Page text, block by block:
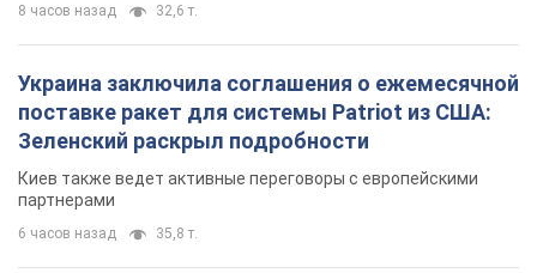
8 часов назад 32,6 т.
Украина заключила соглашения о ежемесячной
поставке ракет для системы Patriot из США:
Зеленский раскрыл подробности
Киев также ведет активные переговоры с европейскими
партнерами
6 часов назад 35,8 т.